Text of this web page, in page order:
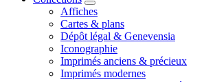
Affiches
Cartes & plans
Dépôt légal & Genevensia
Iconographie
Imprimés anciens & précieux
Imprimés modernes